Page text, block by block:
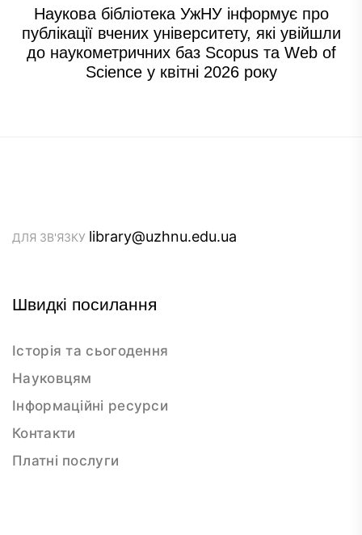
Наукова бібліотека УжНУ інформує про
публікації вчених університету, які увійшли
до наукометричних баз Scopus та Web of
Science у квітні 2026 року
ДЛЯ ЗВ'ЯЗКУ library@uzhnu.edu.ua
Швидкі посилання
Історія та сьогодення
Науковцям
Інформаційні ресурси
Контакти
Платні послуги